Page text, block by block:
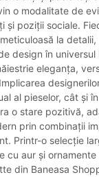
o modalitate de
și poziții sociale.
la
design în universul
eleganța,
al pieselor, cât și
o stare pozitivă,
prin combinații
Printr-o selecție
cu aur și
din Baneasa